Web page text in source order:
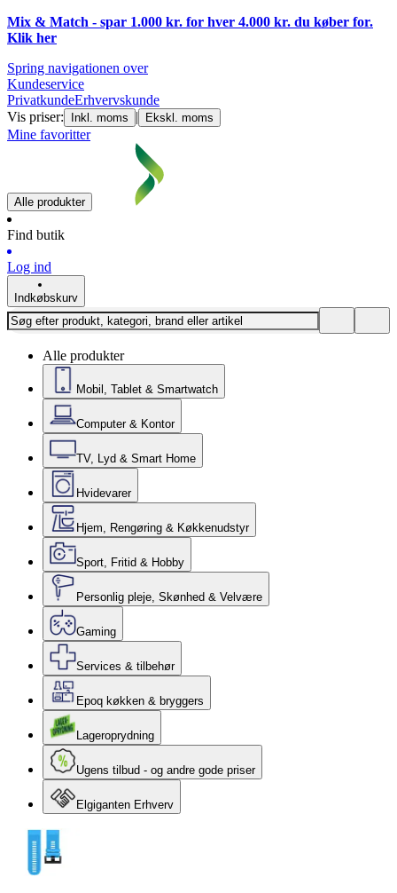
Mix & Match - spar 1.000 kr. for hver 4.000 kr. du køber for.
Klik her
Spring navigationen over
Kundeservice
PrivatkundeErhvervskunde
Vis priser:
Inkl. moms | Ekskl. moms
Mine favoritter
Alle produkter
Find butik
Log ind
Indkøbskurv
Alle produkter
Mobil, Tablet & Smartwatch
Computer & Kontor
TV, Lyd & Smart Home
Hvidevarer
Hjem, Rengøring & Køkkenudstyr
Sport, Fritid & Hobby
Personlig pleje, Skønhed & Velvære
Gaming
Services & tilbehør
Epoq køkken & bryggers
Lageroprydning
Ugens tilbud - og andre gode priser
Elgiganten Erhverv